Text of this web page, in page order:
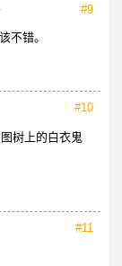
#9
不错。
#10
树上的白衣鬼
#11